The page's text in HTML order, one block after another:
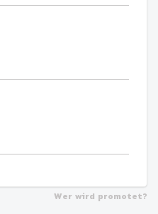
Wer wird promotet?